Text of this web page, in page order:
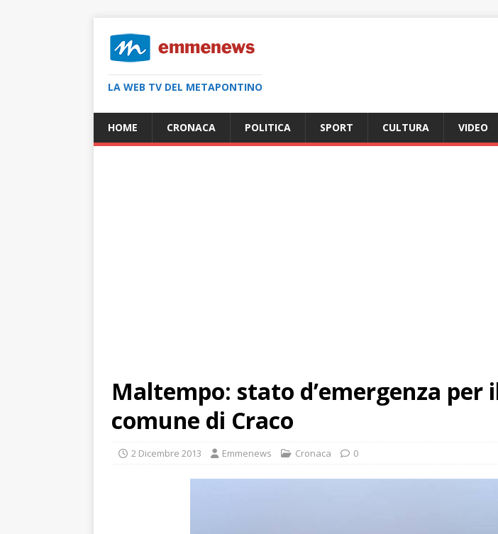
LA WEB TV DEL METAPONTINO
HOME CRONACA POLITICA SPORT CULTURA VIDEO
Maltempo: stato d’emergenza per
comune di Craco
2 Dicembre 2013 Emmenews Cronaca 0